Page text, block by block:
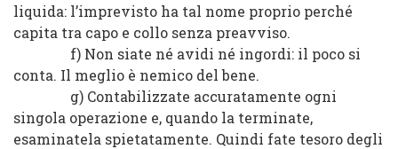
liquida: l’imprevisto ha tal nome proprio perché
capita tra capo e collo senza preavviso.
f) Non siate né avidi né ingordi: il poco si
conta. Il meglio è nemico del bene.
g) Contabilizzate accuratamente ogni
singola operazione e, quando la terminate,
esaminatela spietatamente. Quindi fate tesoro degli